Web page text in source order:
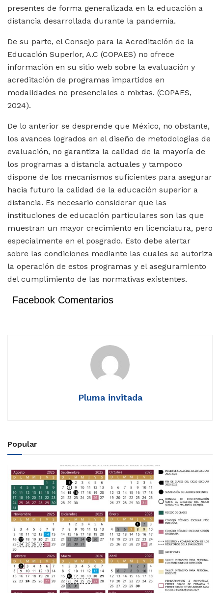
presentes de forma generalizada en la educación a
distancia desarrollada durante la pandemia.
De su parte, el Consejo para la Acreditación de la
Educación Superior, A.C (COPAES) no ofrece
información en su sitio web sobre la evaluación y
acreditación de programas impartidos en
modalidades no presenciales o mixtas. (COPAES,
2024).
De lo anterior se desprende que México, no obstante,
los avances logrados en el diseño de metodologías de
evaluación, no garantiza la calidad de la mayoría de
los programas a distancia actuales y tampoco
dispone de los mecanismos suficientes para asegurar
hacia futuro la calidad de la educación superior a
distancia. Es necesario considerar que las
instituciones de educación particulares son las que
muestran un mayor crecimiento en licenciatura, pero
especialmente en el posgrado. Esto debe alertar
sobre las condiciones mediante las cuales se autoriza
la operación de estos programas y el aseguramiento
del cumplimiento de las normativas existentes.
Facebook Comentarios
Pluma invitada
Popular